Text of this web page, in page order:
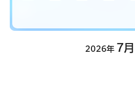
2026年 7月